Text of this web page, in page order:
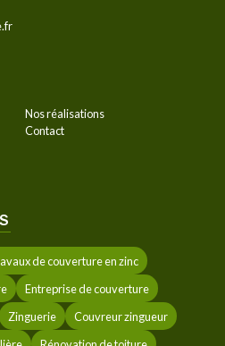
Nos réalisations
Contact
de couverture en zinc
Entreprise de couverture
Zinguerie
Couvreur zingueur